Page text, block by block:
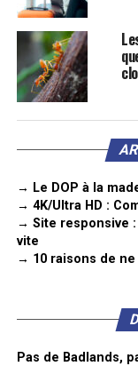
→ Le DOP à la
→ 4K/Ultra HD :
→ Site responsive
vite
→ 10 raisons de
Pas de Badlands,